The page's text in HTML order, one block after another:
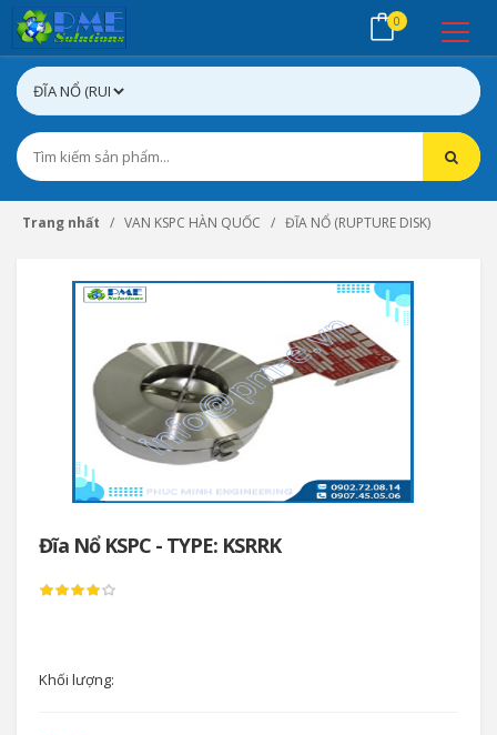
0
Trang nhất VAN KSPC HÀN QUỐC ĐĨA NỔ (RUPTURE DISK)
Đĩa Nổ KSPC - TYPE: KSRRK
Khối lượng: